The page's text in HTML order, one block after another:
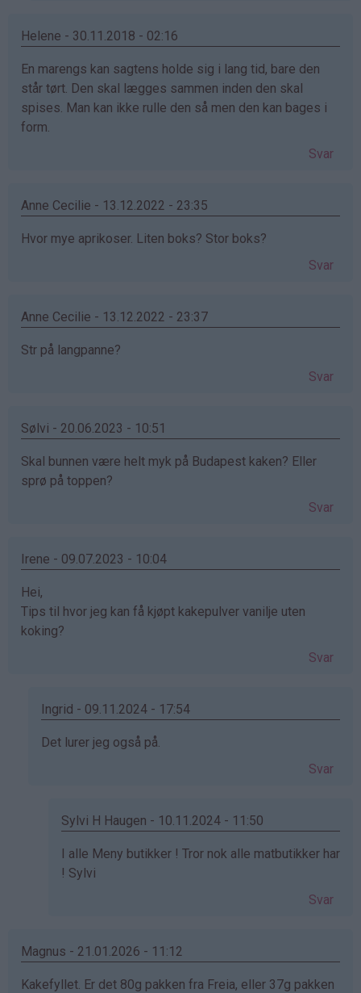
(ikke
Helene - 30.11.2018 - 02:16
En marengs kan sagtens holde sig i lang tid, bare den
står tørt. Den skal lægges sammen inden den skal
spises. Man kan ikke rulle den så men den kan bages i
form.
Svar
Anne Cecilie - 13.12.2022 - 23:35
Hvor mye aprikoser. Liten boks? Stor boks?
Svar
Anne Cecilie - 13.12.2022 - 23:37
Str på langpanne?
Svar
Sølvi - 20.06.2023 - 10:51
Skal bunnen være helt myk på Budapest kaken? Eller
sprø på toppen?
Svar
Irene - 09.07.2023 - 10:04
Hei,
Tips til hvor jeg kan få kjøpt kakepulver vanilje uten
koking?
Svar
Ingrid - 09.11.2024 - 17:54
Som
Irene
bekreftet)
Det lurer jeg også på.
Svar
Sylvi H Haugen - 10.11.2024 - 11:50
Som
svar
(ikke
I alle Meny butikker ! Tror nok alle matbutikker har
! Sylvi
Svar
Magnus - 21.01.2026 - 11:12
Kakefyllet. Er det 80g pakken fra Freia, eller 37g pakken